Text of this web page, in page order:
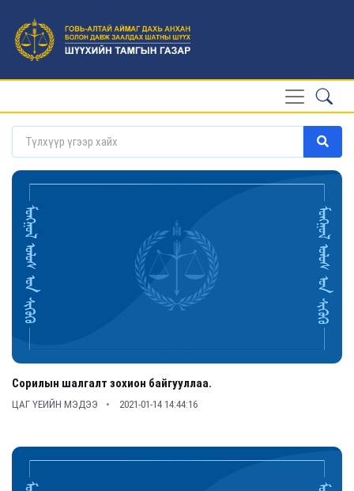
Сорилын шалгалт зохион байгууллаа.
ЦАГ ҮЕИЙН МЭДЭЭ 2021-01-14 14:44:16